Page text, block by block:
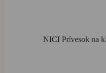
NICI Prívesok na